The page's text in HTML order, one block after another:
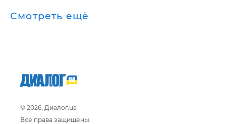
Смотреть ещё
© 2026, Диалог.ua
Все права защищены.